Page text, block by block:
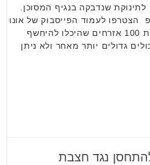
שנדבקה בנגיף המסוכן.
הצטרפו לעמוד הפייסבוק של אונו
ניוזעד כה איתר משרד הבריאות 100 אזרחים שהיכלו להיחשף
גדולים יותר מאחר ולא ניתן
נגד חצבת